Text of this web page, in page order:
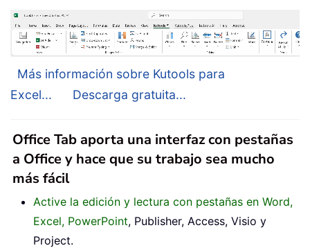
Más información sobre Kutools para
Excel...
Descarga gratuita...
Office Tab aporta una interfaz con pestañas
a Office y hace que su trabajo sea mucho
más fácil
Active la edición y lectura con pestañas en Word,
Excel, PowerPoint, Publisher, Access, Visio y
Project.